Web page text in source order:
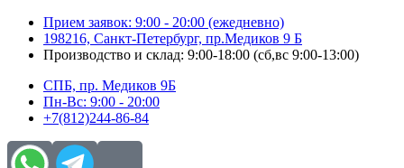
Перейти
содержимому
Прием заявок: 9:00 - 20:00 (ежедневно)
198216, Санкт-Петербург, пр.Медиков 9 Б
Производство и склад: 9:00-18:00 (сб,вс 9:00-13:00)
СПБ, пр. Медиков 9Б
Пн-Вс: 9:00 - 20:00
+7(812)244-86-84